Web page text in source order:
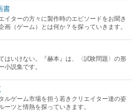
書
イターの方々に製作時のエピソードをお聞き
画（ゲーム）とは何か？を探っていきます。
はいけない。『赫本』は、〈試験問題〉の形
小説集です。
ルゲーム市場を担う若きクリエイター達の姿
ーツと情熱を探っていきます。